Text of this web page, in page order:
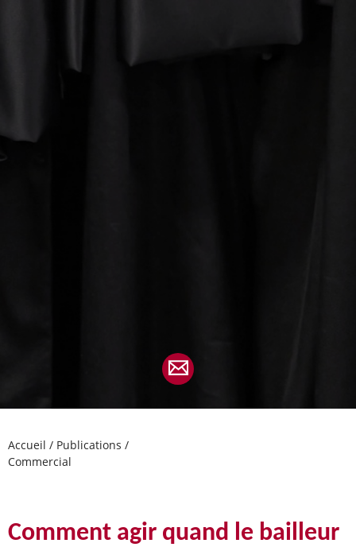
Accueil / Publications /
Commercial
Comment agir quand le bailleur